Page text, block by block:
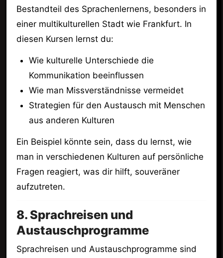
Bestandteil des Sprachenlernens, besonders in
einer multikulturellen Stadt wie Frankfurt. In
diesen Kursen lernst du:
Wie kulturelle Unterschiede die
Kommunikation beeinflussen
Wie man Missverständnisse vermeidet
Strategien für den Austausch mit Menschen
aus anderen Kulturen
Ein Beispiel könnte sein, dass du lernst, wie
man in verschiedenen Kulturen auf persönliche
Fragen reagiert, was dir hilft, souveräner
aufzutreten.
8. Sprachreisen und
Austauschprogramme
Sprachreisen und Austauschprogramme sind